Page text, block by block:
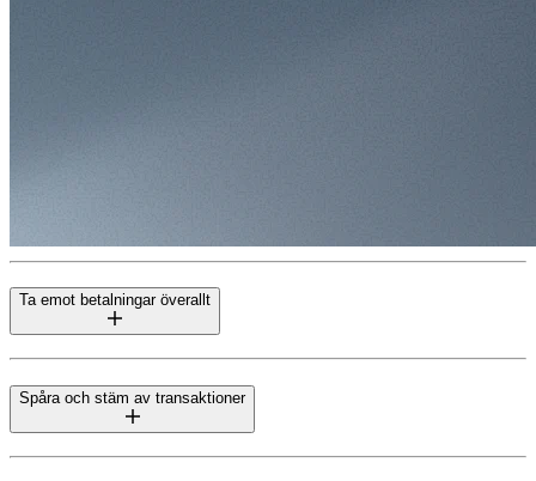
Ta emot betalningar överallt
Spåra och stäm av transaktioner